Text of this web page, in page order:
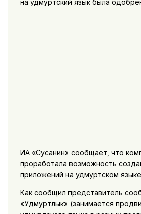
ИА «Сусанин» сообщает, что
проработала возможность
приложений на удмуртском
Как сообщил представитель
«Удмуртлык» (занимается